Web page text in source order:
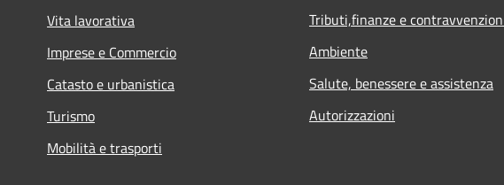
Vita lavorativa
Imprese e Commercio
Catasto e urbanistica
Turismo
Mobilità e trasporti
Tributi,finanze e
Ambiente
Salute, benessere e assistenza
Autorizzazioni